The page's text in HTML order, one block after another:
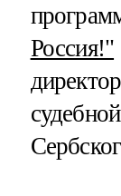
Россия!"